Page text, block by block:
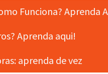
Funciona? Aprenda
Aprenda aqui!
aprenda de vez